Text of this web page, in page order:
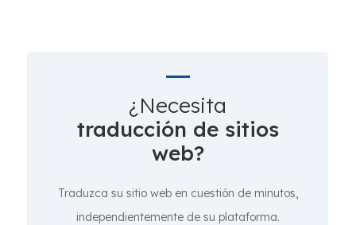
¿Necesita
traducción de sitios
web?
Traduzca su sitio web en cuestión de minutos,
independientemente de su plataforma.